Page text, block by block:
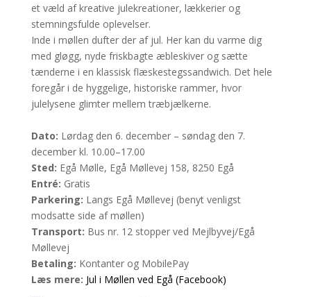
et væld af kreative julekreationer, lækkerier og
stemningsfulde oplevelser.
Inde i møllen dufter der af jul. Her kan du varme dig
med gløgg, nyde friskbagte æbleskiver og sætte
tænderne i en klassisk flæskestegssandwich. Det hele
foregår i de hyggelige, historiske rammer, hvor
julelysene glimter mellem træbjælkerne.
Dato: Lørdag den 6. december – søndag den 7.
december kl. 10.00–17.00
Sted: Egå Mølle, Egå Møllevej 158, 8250 Egå
Entré: Gratis
Parkering: Langs Egå Møllevej (benyt venligst
modsatte side af møllen)
Transport: Bus nr. 12 stopper ved Mejlbyvej/Egå
Møllevej
Betaling: Kontanter og MobilePay
Læs mere: Jul i Møllen ved Egå (Facebook)